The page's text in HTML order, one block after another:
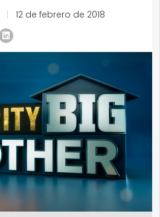
12 de febrero de 2018